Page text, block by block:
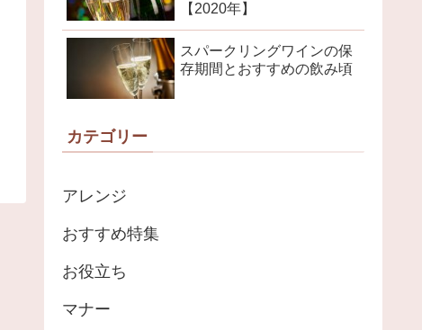
【2020年】
スパークリングワインの保
存期間とおすすめの飲み頃
カテゴリー
アレンジ
おすすめ特集
お役立ち
マナー